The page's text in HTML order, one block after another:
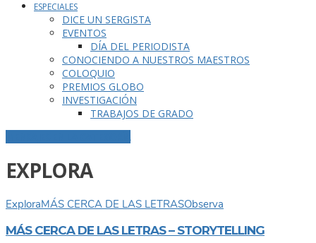
ESPECIALES
DICE UN SERGISTA
EVENTOS
DÍA DEL PERIODISTA
CONOCIENDO A NUESTROS MAESTROS
COLOQUIO
PREMIOS GLOBO
INVESTIGACIÓN
TRABAJOS DE GRADO
EXPLORA
ExploraMÁS CERCA DE LAS LETRASObserva
MÁS CERCA DE LAS LETRAS – STORYTELLING